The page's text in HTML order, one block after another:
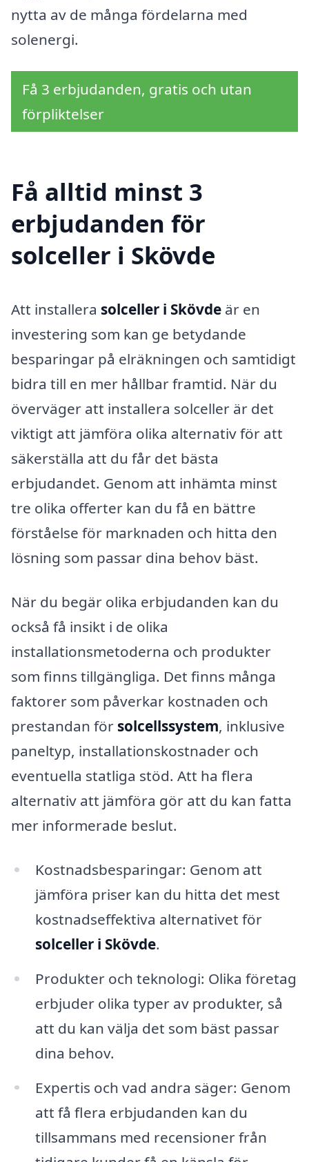
nytta av de många fördelarna med
solenergi.
Få 3 erbjudanden, gratis och utan
förpliktelser
Få alltid minst 3
erbjudanden för
solceller i Skövde
Att installera solceller i Skövde är en
investering som kan ge betydande
besparingar på elräkningen och samtidigt
bidra till en mer hållbar framtid. När du
överväger att installera solceller är det
viktigt att jämföra olika alternativ för att
säkerställa att du får det bästa
erbjudandet. Genom att inhämta minst
tre olika offerter kan du få en bättre
förståelse för marknaden och hitta den
lösning som passar dina behov bäst.
När du begär olika erbjudanden kan du
också få insikt i de olika
installationsmetoderna och produkter
som finns tillgängliga. Det finns många
faktorer som påverkar kostnaden och
prestandan för solcellssystem, inklusive
paneltyp, installationskostnader och
eventuella statliga stöd. Att ha flera
alternativ att jämföra gör att du kan fatta
mer informerade beslut.
Kostnadsbesparingar: Genom att
jämföra priser kan du hitta det mest
kostnadseffektiva alternativet för
solceller i Skövde.
Produkter och teknologi: Olika företag
erbjuder olika typer av produkter, så
att du kan välja det som bäst passar
dina behov.
Expertis och vad andra säger: Genom
att få flera erbjudanden kan du
tillsammans med recensioner från